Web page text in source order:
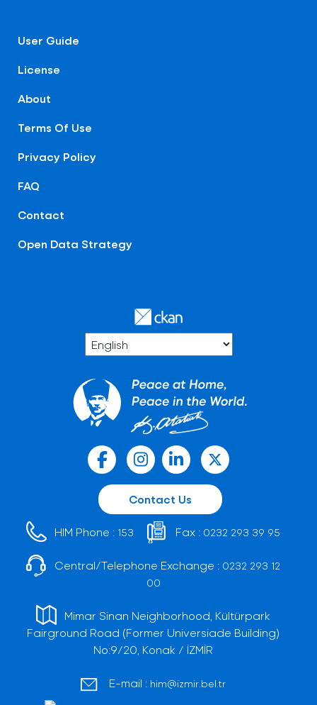
User Guide
License
About
Terms Of Use
Privacy Policy
FAQ
Contact
Open Data Strategy
Contact Us
HIM Phone : 153 Fax : 0232 293 39 95
Central/Telephone Exchange : 0232 293 12
00
Mimar Sinan Neighborhood, Kültürpark
Fairground Road (Former Universiade Building)
No:9/20, Konak / İZMİR
E-mail : him@izmir.bel.tr